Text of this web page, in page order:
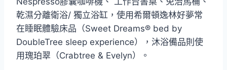
乾濕分離衛浴/ 獨立浴缸，使用希爾頓逸林好夢常
在睡眠體驗床品（Sweet Dreams® bed by
DoubleTree sleep experience），沐浴備品則使
用瑰珀翠（Crabtree & Evelyn）。